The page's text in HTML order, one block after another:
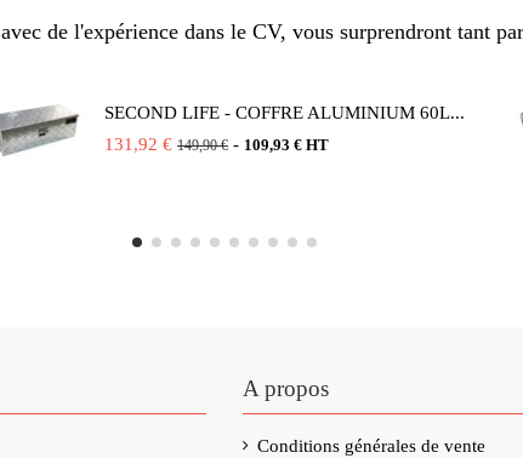
de l'expérience dans le CV, vous surprendront tant
SECOND LIFE - COFFRE ALUMINIUM 60L...
131,92 € 149,90 € - 109,93 € HT
A propos
Conditions générales de vente